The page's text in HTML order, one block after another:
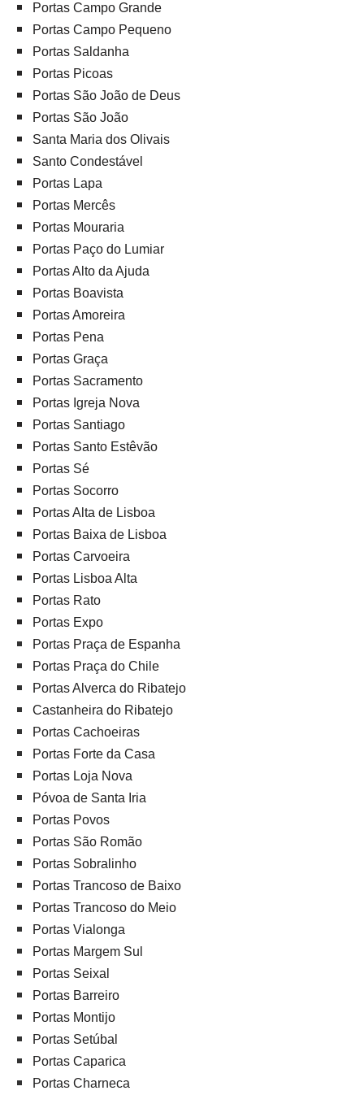
Portas Campo Grande
Portas Campo Pequeno
Portas Saldanha
Portas Picoas
Portas São João de Deus
Portas São João
Santa Maria dos Olivais
Santo Condestável
Portas Lapa
Portas Mercês
Portas Mouraria
Portas Paço do Lumiar
Portas Alto da Ajuda
Portas Boavista
Portas Amoreira
Portas Pena
Portas Graça
Portas Sacramento
Portas Igreja Nova
Portas Santiago
Portas Santo Estêvão
Portas Sé
Portas Socorro
Portas Alta de Lisboa
Portas Baixa de Lisboa
Portas Carvoeira
Portas Lisboa Alta
Portas Rato
Portas Expo
Portas Praça de Espanha
Portas Praça do Chile
Portas Alverca do Ribatejo
Castanheira do Ribatejo
Portas Cachoeiras
Portas Forte da Casa
Portas Loja Nova
Póvoa de Santa Iria
Portas Povos
Portas São Romão
Portas Sobralinho
Portas Trancoso de Baixo
Portas Trancoso do Meio
Portas Vialonga
Portas Margem Sul
Portas Seixal
Portas Barreiro
Portas Montijo
Portas Setúbal
Portas Caparica
Portas Charneca